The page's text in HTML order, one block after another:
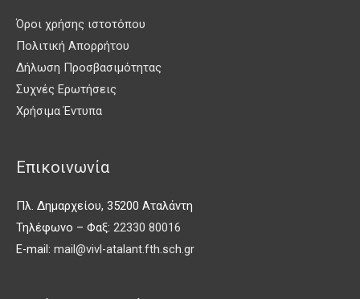
Όροι χρήσης ιστοτόπου
Πολιτική Απορρήτου
Δήλωση Προσβασιμότητας
Συχνές Ερωτήσεις
Χρήσιμα Έντυπα
Επικοινωνία
Πλ. Δημαρχείου, 35200 Αταλάντη
Τηλέφωνο – Φαξ: 22330 80016
E-mail: mail@vivl-atalant.fth.sch.gr